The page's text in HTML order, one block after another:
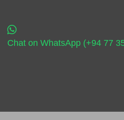
Chat on WhatsApp (+94 77